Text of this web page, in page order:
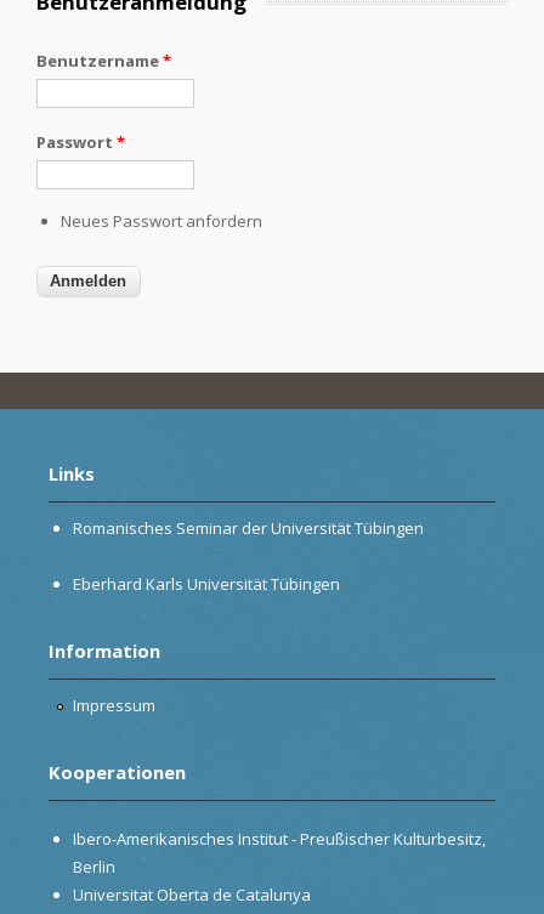
Benutzername*
Passwort *
Neues Passwort anfordern
Links
Romanisches Seminar der Universität Tübingen
Eberhard Karls Universität Tübingen
Information
Impressum
Kooperationen
Ibero-Amerikanisches Institut - Preußischer Kulturbesitz,
Berlin
Universitat Oberta de Catalunya